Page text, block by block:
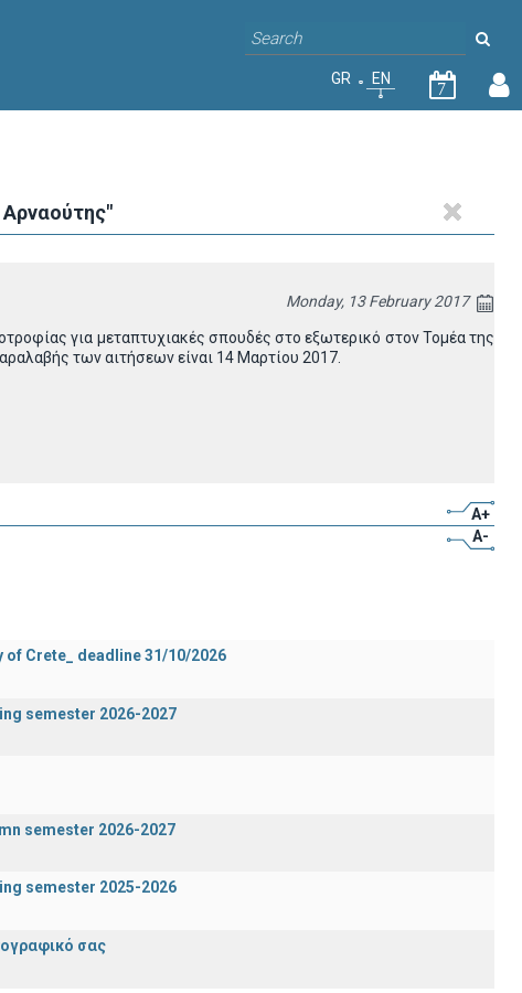
GR EN
7
Monday, 13 February 2017
για μεταπτυχιακές σπουδές στο εξωτερικό στον Τομέα της
των αιτήσεων είναι 14 Μαρτίου 2017.
A+
A-
Crete_ deadline 31/10/2026
semester 2026-2027
semester 2026-2027
semester 2025-2026
σας